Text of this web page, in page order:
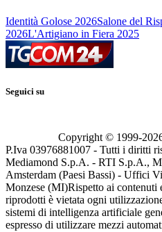
Identità Golose 2026Salone del
2026L'Artigiano in Fiera 2025
Seguici su
Copyright © 1999-
P.Iva 03976881007 - Tutti i diritti
Mediamond S.p.A. - RTI S.p.A.,
Amsterdam (Paesi Bassi) - Uffici
Monzese (MI)Rispetto ai contenuti
riprodotti è vietata ogni
sistemi di intelligenza artificiale
espresso di utilizzare mezzi